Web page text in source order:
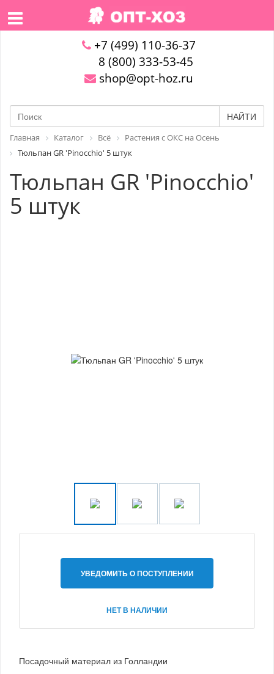
+7 (499) 110-36-37
8 (800) 333-53-45
shop@opt-hoz.ru
НАЙТИ
Главная Каталог Всё
Растения с ОКС на Осень
Тюльпан GR 'Pinocchio' 5 штук
Тюльпан GR 'Pinocchio'
5 штук
УВЕДОМИТЬ О ПОСТУПЛЕНИИ
НЕТ В НАЛИЧИИ
Посадочный материал из Голландии